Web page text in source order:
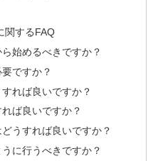
関するFAQ
始めるべきですか？
ですか？
れば良いですか？
ば良いですか？
うすれば良いですか？
に行うべきですか？